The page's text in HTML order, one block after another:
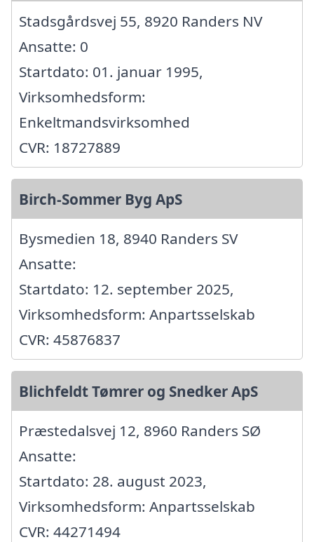
Stadsgårdsvej 55, 8920 Randers NV
Ansatte: 0
Startdato: 01. januar 1995,
Virksomhedsform:
Enkeltmandsvirksomhed
CVR: 18727889
Birch-Sommer Byg ApS
Bysmedien 18, 8940 Randers SV
Ansatte:
Startdato: 12. september 2025,
Virksomhedsform: Anpartsselskab
CVR: 45876837
Blichfeldt Tømrer og Snedker ApS
Præstedalsvej 12, 8960 Randers SØ
Ansatte:
Startdato: 28. august 2023,
Virksomhedsform: Anpartsselskab
CVR: 44271494